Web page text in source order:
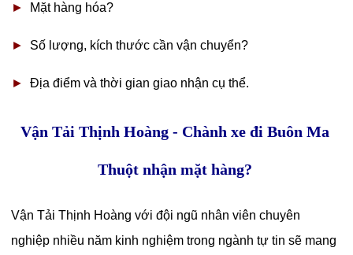
► Mặt hàng hóa?
► Số lượng, kích thước cần vận chuyển?
►Địa điểm và thời gian giao nhận cụ thể.
Vận Tải Thịnh Hoàng - Chành xe đi Buôn Ma
Thuột nhận mặt hàng?
Vận Tải Thịnh Hoàng với đội ngũ nhân viên chuyên
nghiệp nhiều năm kinh nghiệm trong ngành tự tin sẽ mang